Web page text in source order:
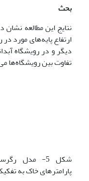
بحث
نتایج این مطالعه نشان
ارتفاع پایه‌های مورد
دیگر و در رویشگاه
تفاوت بین رویشگاه‌ها
شکل 5- مدل
پارامترهای خاک به